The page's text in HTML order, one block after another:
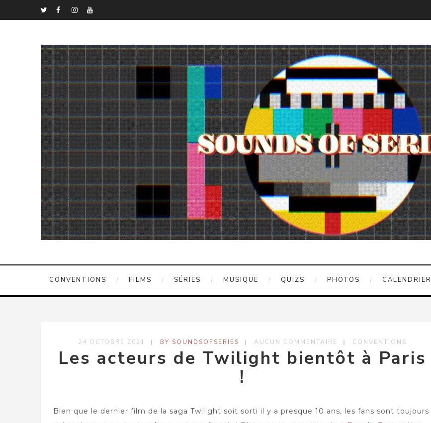
CONVENTIONS FILMS SÉRIES MUSIQUE QUIZS PHOTOS CALENDRIER
24 OCTOBRE 2021 BY SOUNDSOFSERIES AUCUN COMMENTAIRE CONVENTIONS
Les acteurs de Twilight bientôt à Paris
!
Bien que le dernier film de la saga Twilight soit sorti il y a presque 10 ans, les fans sont toujours